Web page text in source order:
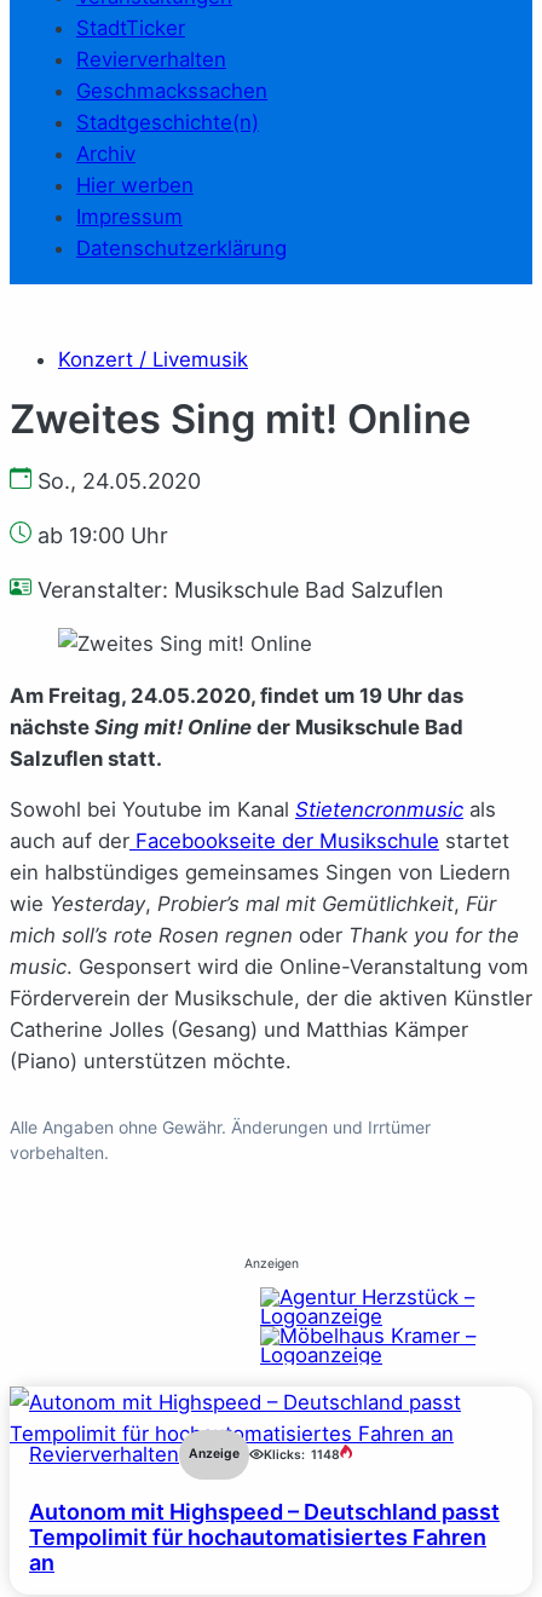
StadtTicker
Revierverhalten
Geschmackssachen
Stadtgeschichte(n)
Archiv
Hier werben
Impressum
Datenschutzerklärung
Konzert / Livemusik
Zweites Sing mit! Online
So., 24.05.2020
ab 19:00 Uhr
Veranstalter: Musikschule Bad Salzuflen
Am Freitag, 24.05.2020, findet um 19 Uhr das
nächste Sing mit! Online der Musikschule Bad
Salzuflen statt.
Sowohl bei Youtube im Kanal Stietencronmusic als
auch auf der Facebookseite der Musikschule startet
ein halbstündiges gemeinsames Singen von Liedern
wie Yesterday, Probier’s mal mit Gemütlichkeit, Für
mich soll’s rote Rosen regnen oder Thank you for the
music. Gesponsert wird die Online-Veranstaltung vom
Förderverein der Musikschule, der die aktiven Künstler
Catherine Jolles (Gesang) und Matthias Kämper
(Piano) unterstützen möchte.
Alle Angaben ohne Gewähr. Änderungen und Irrtümer
vorbehalten.
Anzeigen
Revierverhalten Anzeige Klicks: 1148
Autonom mit Highspeed – Deutschland passt
Tempolimit für hochautomatisiertes Fahren
an